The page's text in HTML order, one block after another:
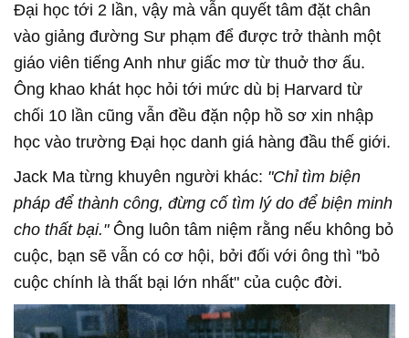
Đại học tới 2 lần, vậy mà vẫn quyết tâm đặt chân
vào giảng đường Sư phạm để được trở thành một
giáo viên tiếng Anh như giấc mơ từ thuở thơ ấu.
Ông khao khát học hỏi tới mức dù bị Harvard từ
chối 10 lần cũng vẫn đều đặn nộp hồ sơ xin nhập
học vào trường Đại học danh giá hàng đầu thế giới.
Jack Ma từng khuyên người khác: "Chỉ tìm biện
pháp để thành công, đừng cố tìm lý do để biện minh
cho thất bại."Ông luôn tâm niệm rằng nếu không bỏ
cuộc, bạn sẽ vẫn có cơ hội, bởi đối với ông thì "bỏ
cuộc chính là thất bại lớn nhất" của cuộc đời.